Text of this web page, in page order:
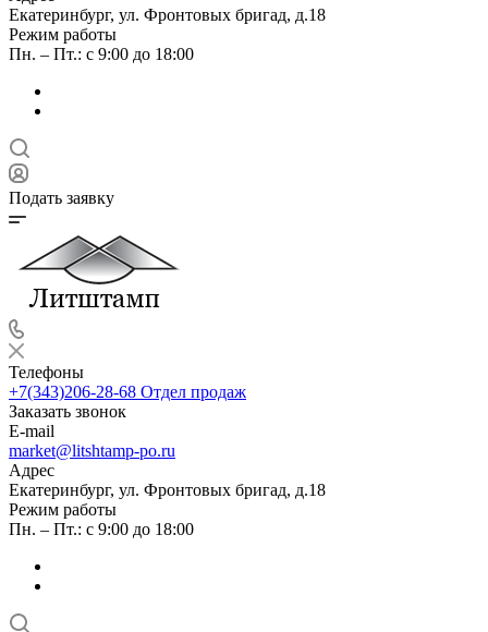
Екатеринбург, ул. Фронтовых бригад, д.18
Режим работы
Пн. – Пт.: с 9:00 до 18:00
Подать заявку
Телефоны
+7(343)206-28-68 Отдел продаж
Заказать звонок
E-mail
market@litshtamp-po.ru
Адрес
Екатеринбург, ул. Фронтовых бригад, д.18
Режим работы
Пн. – Пт.: с 9:00 до 18:00